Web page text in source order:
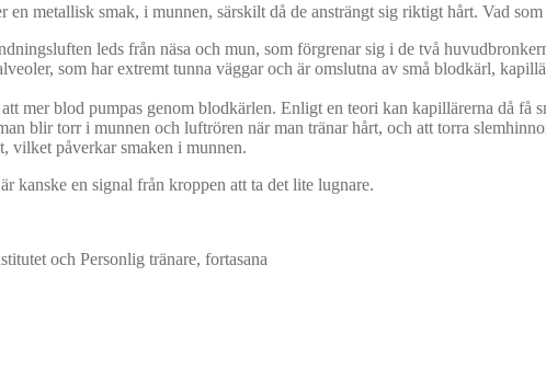
metallisk smak, i munnen, särskilt då de ansträngt sig riktigt hårt. Vad
leds från näsa och mun, som förgrenar sig i de två
som har extremt tunna väggar och är omslutna av små blodkärl,
mer blod pumpas genom blodkärlen. Enligt en teori kan kapillärerna då få
blir torr i munnen och luftrören när man tränar hårt, och att torra
vilket påverkar smaken i munnen.
kanske en signal från kroppen att ta det lite lugnare.
och Personlig tränare, fortasana